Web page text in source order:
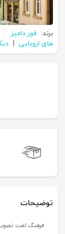
برند: فور دامیز
های اروپایی |
توضیحات
فرهنگ لغت